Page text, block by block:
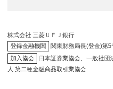
株式会社 三菱ＵＦＪ銀行
登録金融機関
関東財務局長(登金)第5
加入協会
日本証券業協会、一般社
人 第二種金融商品取引業協会